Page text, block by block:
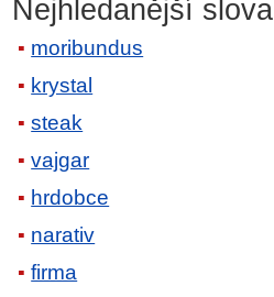
Nejhledanější slova
moribundus
krystal
steak
vajgar
hrdobce
narativ
firma